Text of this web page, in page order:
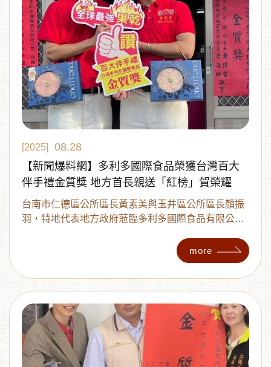
[2025]
08.28
【新聞爆料網】多利多國際食品榮獲台灣百大
伴手禮金質獎 地方首長親送「紅榜」賀榮耀
台南市仁德區公所區長黃素美與玉井區公所區長顏振
羽，特地代表地方政府蒞臨多利多國際食品有限公司
more